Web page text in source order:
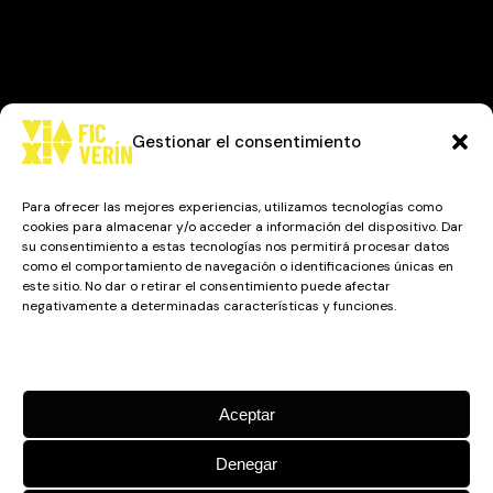
Gestionar el consentimiento
Para ofrecer las mejores experiencias, utilizamos tecnologías como
cookies para almacenar y/o acceder a información del dispositivo. Dar
su consentimiento a estas tecnologías nos permitirá procesar datos
como el comportamiento de navegación o identificaciones únicas en
este sitio. No dar o retirar el consentimiento puede afectar
negativamente a determinadas características y funciones.
Aceptar
Denegar